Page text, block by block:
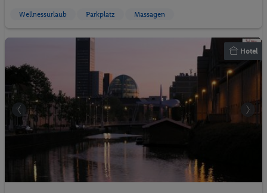
Wellnessurlaub Parkplatz Massagen
Hotel